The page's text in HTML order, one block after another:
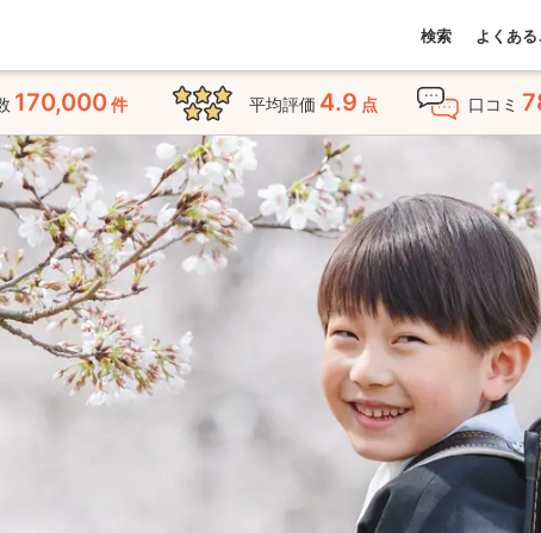
検索 よくあ
170,000件 平均評価 4.9 点 口コミ